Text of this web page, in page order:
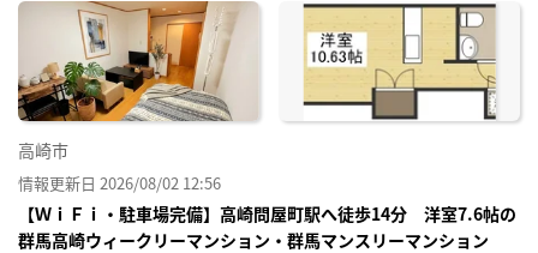
に入
り登
高崎市
情報更新日 2026/08/02 12:56
【ＷｉＦｉ・駐車場完備】高崎問屋町駅へ徒歩14分 洋室7.6帖の
群馬高崎ウィークリーマンション・群馬マンスリーマンション